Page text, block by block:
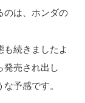
のは、ホンダの
続きましたよ
発売され出し
予感です。